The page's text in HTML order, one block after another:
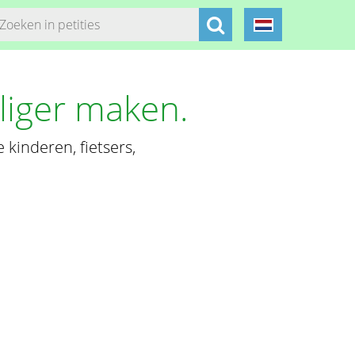
maken.
kinderen, fietsers,